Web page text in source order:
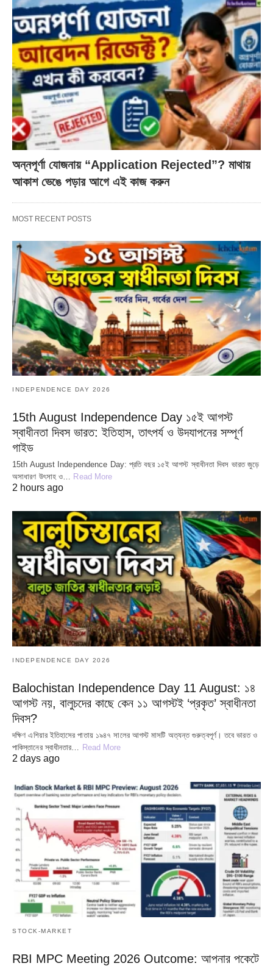
অন্নপূর্ণা যোজনায় “Application Rejected”? মাথায়
আকাশ ভেঙে পড়ার আগে এই কাজ করুন
MOST RECENT POSTS
INDEPENDENCE DAY 2026
15th August Independence Day ১৫ই আগস্ট
স্বাধীনতা দিবস ভারত: ইতিহাস, তাৎপর্য ও উদযাপনের সম্পূর্ণ
গাইড
15th August Independence Day: প্রতি বছর ১৫ই আগস্ট স্বাধীনতা দিবস ভারত জুড়ে
অসাধারণ উৎসাহ ও… Read More
2 hours ago
INDEPENDENCE DAY 2026
Balochistan Independence Day 11 August: ১৪
আগস্ট নয়, বালুচদের কাছে কেন ১১ আগস্টই ‘প্রকৃত’ স্বাধীনতা
দিবস?
দক্ষিণ এশিয়ার ইতিহাসের পাতায় ১৯৪৭ সালের আগস্ট মাসটি অত্যন্ত গুরুত্বপূর্ণ। তবে ভারত ও
পাকিস্তানের স্বাধীনতার… Read More
2 days ago
STOCK-MARKET
RBI MPC Meeting 2026 Outcome: আপনার পকেটে